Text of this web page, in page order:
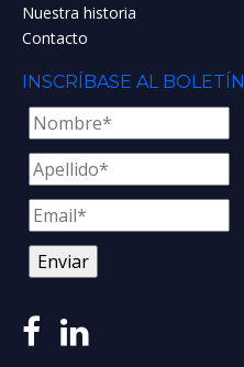
Nuestra historia
Contacto
INSCRÍBASE AL BOLETÍN